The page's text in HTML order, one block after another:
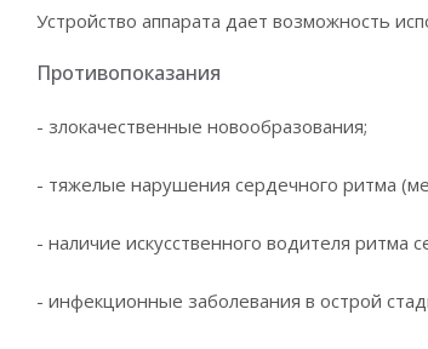
Устройство аппарата дает возможность
Противопоказания
- злокачественные новообразования;
- тяжелые нарушения сердечного ритма
- наличие искусственного водителя ритма
- инфекционные заболевания в острой